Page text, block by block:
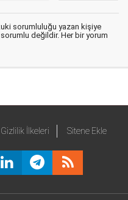
sorumluluğu yazan kişiye
değildir. Her bir yorum
Gizlilik İlkeleri Sitene Ekle